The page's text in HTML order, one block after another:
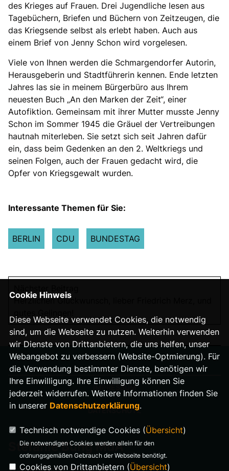
des Krieges auf Frauen. Drei Jugendliche lesen aus
Tagebüchern, Briefen und Büchern von Zeitzeugen, die
das Kriegsende selbst als erlebt haben. Auch aus
einem Brief von Jenny Schon wird vorgelesen.
Viele von Ihnen werden die Schmargendorfer Autorin,
Herausgeberin und Stadtführerin kennen. Ende letzten
Jahres las sie in meinem Bürgerbüro aus Ihrem
neuesten Buch „An den Marken der Zeit“, einer
Autofiktion. Gemeinsam mit ihrer Mutter musste Jenny
Schon im Sommer 1945 die Gräuel der Vertreibungen
hautnah miterleben. Sie setzt sich seit Jahren dafür
ein, dass beim Gedenken an den 2. Weltkriegs und
seinen Folgen, auch der Frauen gedacht wird, die
Opfer von Kriegsgewalt wurden.
Interessante Themen für Sie:
BERLIN CDU BUNDESTAG
Herzlichen Glückwunsch, lieber Friedrich Merz, und
IMPRESSUM
DATENSCHUTZ
Stefanie Bung MdA
Cookie Hinweis
Diese Webseite verwendet Cookies, die notwendig
sind, um die Webseite zu nutzen. Weiterhin verwenden
wir Dienste von Drittanbietern, die uns helfen, unser
Webangebot zu verbessern (Website-Optmierung). Für
die Verwendung bestimmter Dienste, benötigen wir
Ihre Einwilligung. Ihre Einwilligung können Sie
jederzeit widerrufen. Weitere Informationen finden Sie
in unserer Datenschutzerklärung.
Technisch notwendige Cookies (Übersicht)
Die notwendigen Cookies werden allein für den
ordnungsgemäßen Gebrauch der Webseite benötigt.
Cookies von Drittanbietern (Übersicht)